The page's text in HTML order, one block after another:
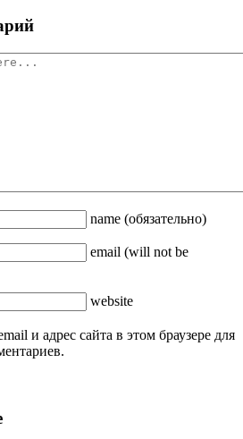
name (обязательно)
email (will not be
website
и адрес сайта в этом браузере для